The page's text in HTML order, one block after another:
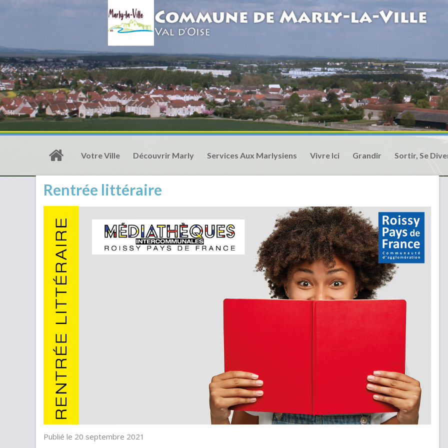
Votre Ville Découvrir Marly Services Aux Marlysiens Vivre Ici Grandir Sortir, Se
Rentrée littéraire
Publié le 20 septembre 2021